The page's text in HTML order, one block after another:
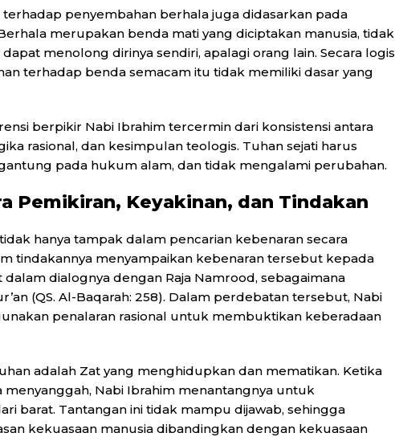
penyembahan berhala juga didasarkan pada
merupakan benda mati yang diciptakan manusia, tidak
menolong dirinya sendiri, apalagi orang lain. Secara logis
terhadap benda semacam itu tidak memiliki dasar yang
berpikir Nabi Ibrahim tercermin dari konsistensi antara
rasional, dan kesimpulan teologis. Tuhan sejati harus
pada hukum alam, dan tidak mengalami perubahan.
Pemikiran, Keyakinan, dan Tindakan
hanya tampak dalam pencarian kebenaran secara
tindakannya menyampaikan kebenaran tersebut kepada
dalam dialognya dengan Raja Namrood, sebagaimana
(QS. Al-Baqarah: 258). Dalam perdebatan tersebut, Nabi
penalaran rasional untuk membuktikan keberadaan
adalah Zat yang menghidupkan dan mematikan. Ketika
menyanggah, Nabi Ibrahim menantangnya untuk
barat. Tantangan ini tidak mampu dijawab, sehingga
kekuasaan manusia dibandingkan dengan kekuasaan